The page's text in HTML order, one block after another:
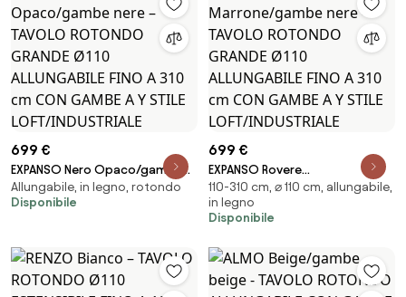
699 €
EXPANSO Nero Opaco/gambe
nere – TAVOLO ROTONDO
GRANDE Ø110 ALLUNGABILE FINO A
Allungabile, in legno, rotondo
Disponibile
699 €
EXPANSO Rovere
Marrone/gambe nere – TAVOLO
ROTONDO GRANDE Ø110
ALLUNGABILE FINO A 310 cm CON
LOFT/INDUSTRIALE
110-310 cm, ⌀ 110 cm, allungabile,
in legno
Disponibile